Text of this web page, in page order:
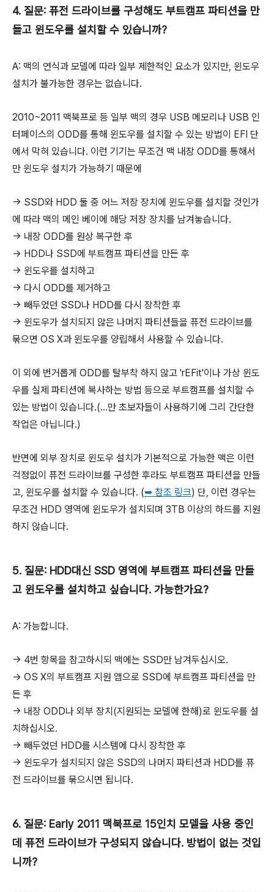
4. 질문: 퓨전 드라이브를 구성해도 부트캠프 파티션을 만
들고 윈도우를 설치할 수 있습니까?
A: 맥의 연식과 모델에 따라 일부 제한적인 요소가 있지만, 윈도우
설치가 불가능한 경우는 없습니다.
2010~2011 맥북프로 등 일부 맥의 경우 USB 메모리나 USB 인
터페이스의 ODD를 통해 윈도우를 설치할 수 있는 방법이 EFI 단
에서 막혀 있습니다. 이런 기기는 무조건 맥 내장 ODD를 통해서
만 윈도우 설치가 가능하기 때문에
→ SSD와 HDD 둘 중 어느 저장 장치에 윈도우를 설치할 것인가
에 따라 맥의 메인 베이에 해당 저장 장치를 남겨놓습니다.
→ 내장 ODD를 원상 복구한 후
→ HDD나 SSD에 부트캠프 파티션을 만든 후
→ 윈도우를 설치하고
→ 다시 ODD를 제거하고
→ 빼두었던 SSD나 HDD를 다시 장착한 후
→ 윈도우가 설치되지 않은 나머지 파티션들을 퓨전 드라이브를
묶으면 OS X과 윈도우를 양립해서 사용할 수 있습니다.
이 외에 번거롭게 ODD를 탈부착 하지 않고 'rEFit'이나 가상 윈도
우를 실제 파티션에 복사하는 방법 등으로 부트캠프를 설치할 수
있는 방법이 있습니다.(...만 초보자들이 사용하기에 그리 간단한
작업은 아닙니다.)
반면에 외부 장치로 윈도우 설치가 기본적으로 가능한 맥은 이런
걱정없이 퓨전 드라이브를 구성한 후라도 부트캠프 파티션을 만들
고, 윈도우를 설치할 수 있습니다. (➥ 참조 링크) 단, 이런 경우는
무조건 HDD 영역에 윈도우가 설치되며 3TB 이상의 하드를 지원
하지 않습니다.
5. 질문: HDD대신 SSD 영역에 부트캠프 파티션을 만들
고 윈도우를 설치하고 싶습니다. 가능한가요?
A: 가능합니다.
→ 4번 항목을 참고하시되 맥에는 SSD만 남겨두십시오.
→ OS X의 부트캠프 지원 앱으로 SSD에 부트캠프 파티션을 만
든 후
→ 내장 ODD나 외부 장치(지원되는 모델에 한해)로 윈도우를 설
치하십시오.
→ 빼두었던 HDD를 시스템에 다시 장착한 후
→ 윈도우가 설치되지 않은 SSD의 나머지 파티션과 HDD를 퓨
전 드라이브를 묶으시면 됩니다.
6. 질문: Early 2011 맥북프로 15인치 모델을 사용 중인
데 퓨전 드라이브가 구성되지 않습니다. 방법이 없는 것입
니까?